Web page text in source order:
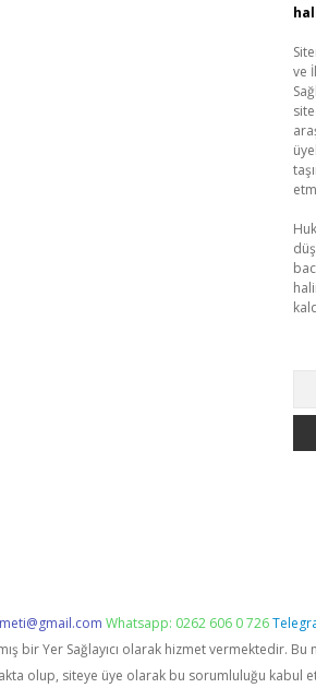
ve
Whatsapp: 0262 606 0 726
bir Yer Sağlayıcı olarak hizmet vermektedir.
olup, siteye üye olarak bu sorumluluğu kabul